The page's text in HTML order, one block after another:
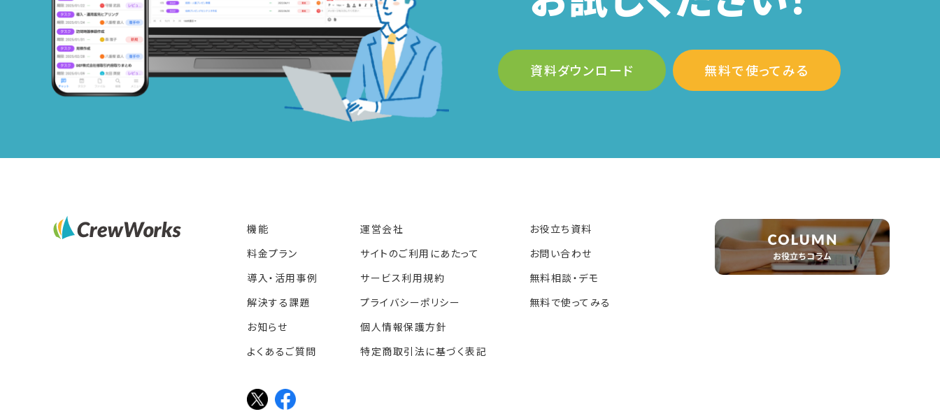
資料ダウンロード 無料で使ってみる
機能
料金プラン
導入・活用事例
解決する課題
お知らせ
よくあるご質問
運営会社
サイトのご利用にあたって
サービス利用規約
プライバシーポリシー
個人情報保護方針
特定商取引法に基づく表記
お役立ち資料
お問い合わせ
無料相談・デモ
無料で使ってみる